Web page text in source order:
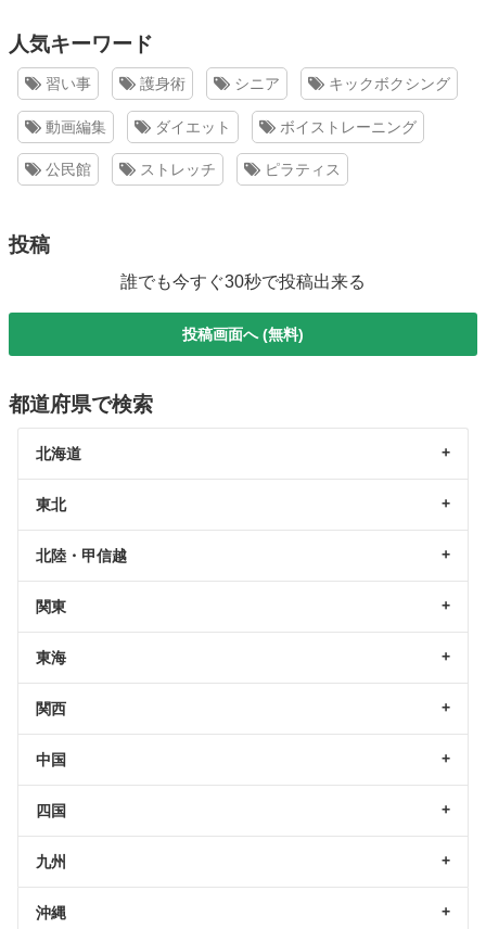
人気キーワード
習い事 護身術 シニア キックボクシング
動画編集 ダイエット ボイストレーニング
公民館 ストレッチ ピラティス
投稿
誰でも今すぐ30秒で投稿出来る
投稿画面へ (無料)
都道府県で検索
北海道
東北
北陸・甲信越
関東
東海
関西
中国
四国
九州
沖縄